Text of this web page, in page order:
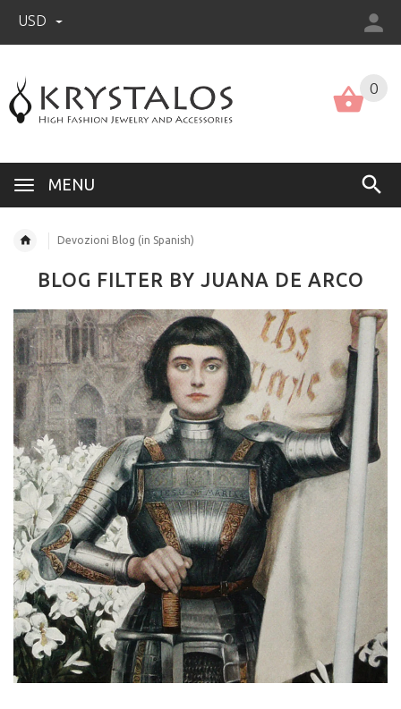
USD
MENU
0
Devozioni Blog (in Spanish)
BLOG FILTER BY JUANA DE ARCO